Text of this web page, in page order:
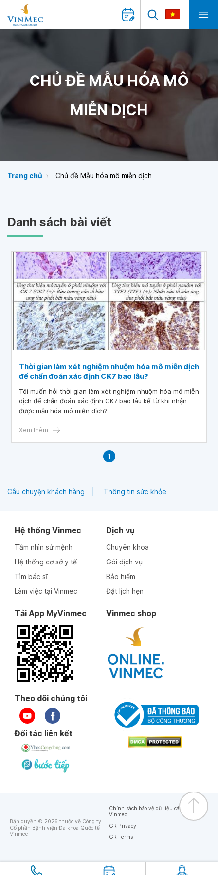
CHỦ ĐỀ MẪU HÓA MÔ
MIỄN DỊCH
Trang chủ Chủ đề Mẫu hóa mô miễn dịch
Danh sách bài viết
Thời gian làm xét nghiệm nhuộm hóa mô miễn dịch
để chẩn đoán xác định CK7 bao lâu?
Tôi muốn hỏi thời gian làm xét nghiệm nhuộm hóa mô miễn
dịch để chẩn đoán xác định CK7 bao lâu kể từ khi nhận
được mẫu hóa mô miễn dịch?
Xem thêm
1
Câu chuyện khách hàng Thông tin sức khỏe
Hệ thống Vinmec
Tầm nhìn sứ mệnh
Hệ thống cơ sở y tế
Tìm bác sĩ
Làm việc tại Vinmec
Dịch vụ
Chuyên khoa
Gói dịch vụ
Bảo hiểm
Đặt lịch hẹn
Tải App MyVinmec Vinmec shop
Theo dõi chúng tôi
Đối tác liên kết
Bản quyền © 2026 thuộc về Công ty
Cổ phần Bệnh viện Đa khoa Quốc tế
Vinmec
Chính sách bảo vệ dữ liệu cá nhân của
Vinmec
GR Privacy
GR Terms